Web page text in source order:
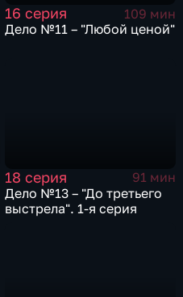
16 серия
109 мин
Дело №11 – "Любой ценой"
18 серия
91 мин
Дело №13 – "До третьего
выстрела". 1-я серия